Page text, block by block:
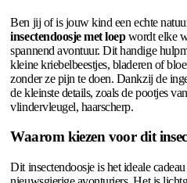
Ben jij of is jouw kind een echte
insectendoosje met loepwordt elke
spannend avontuur. Dit handige
kleine kriebelbeestjes, bladeren of
zonder ze pijn te doen. Dankzij de
de kleinste details, zoals de pootjes
vlindervleugel, haarscherp.
Waarom kiezen voor dit
Dit insectendoosje is het ideale